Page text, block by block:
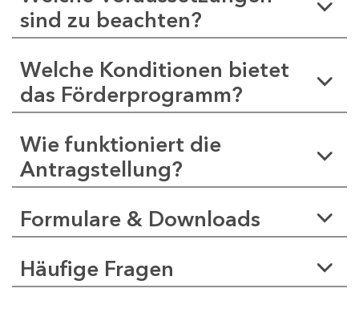
sind zu beachten?
Welche Konditionen bietet
das Förderprogramm?
Wie funktioniert die
Antragstellung?
Formulare & Downloads
Häufige Fragen